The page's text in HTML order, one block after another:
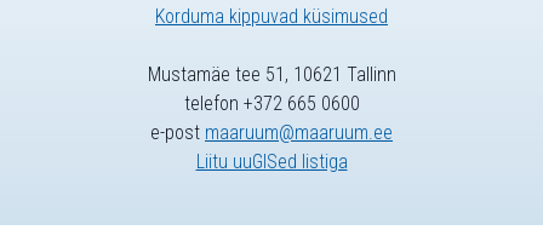
Korduma kippuvad küsimused
Mustamäe tee 51, 10621 Tallinn
telefon +372 665 0600
e-post maaruum@maaruum.ee
Liitu uuGISed listiga